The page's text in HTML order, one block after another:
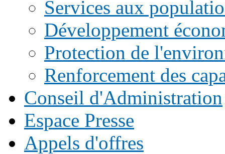
Services aux
Développement
Protection de
Renforcement des
Conseil d'Administration
Espace Presse
Appels d'offres